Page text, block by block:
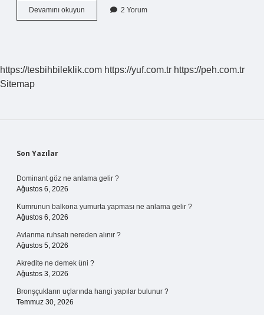
Devamını okuyun
Hangi
2 Yorum
https://tesbihbileklik.com https://yuf.com.tr https://peh.com.tr
Sitemap
Sidebar
Son Yazılar
Dominant göz ne anlama gelir ?
Ağustos 6, 2026
Kumrunun balkona yumurta yapması ne anlama gelir ?
Ağustos 6, 2026
Avlanma ruhsatı nereden alınır ?
Ağustos 5, 2026
Akredite ne demek üni ?
Ağustos 3, 2026
Bronşçukların uçlarında hangi yapılar bulunur ?
Temmuz 30, 2026